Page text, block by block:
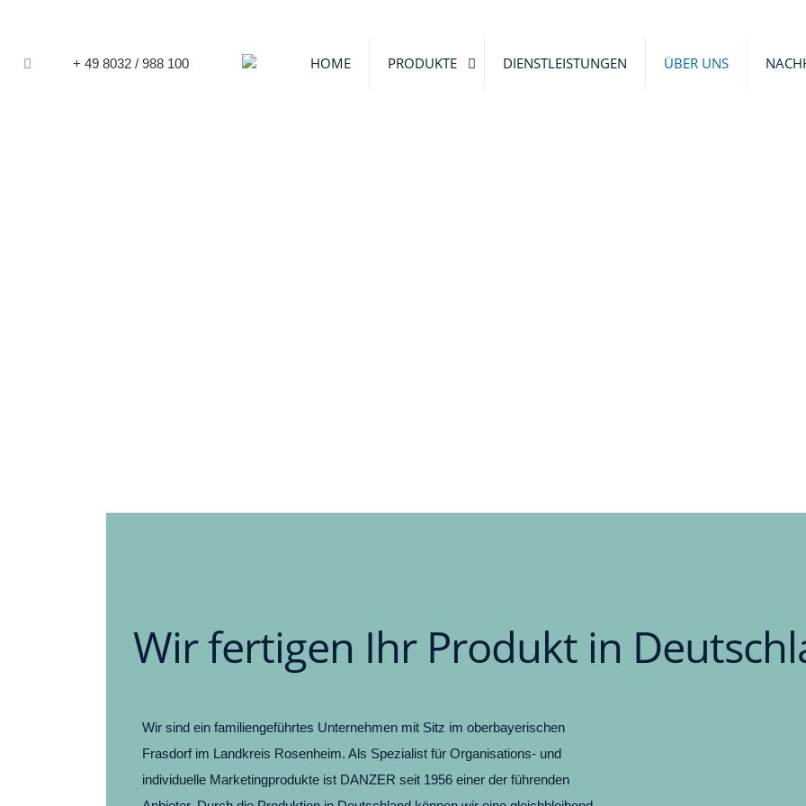
+ 49 8032 / 988 100 HOME PRODUKTE DIENSTLEISTUNGEN ÜBER UNS
Wir fertigen Ihr Produkt in
Wir sind ein familiengeführtes Unternehmen mit Sitz im oberbayerischen
Frasdorf im Landkreis Rosenheim. Als Spezialist für Organisations- und
individuelle Marketingprodukte ist DANZER seit 1956 einer der führenden